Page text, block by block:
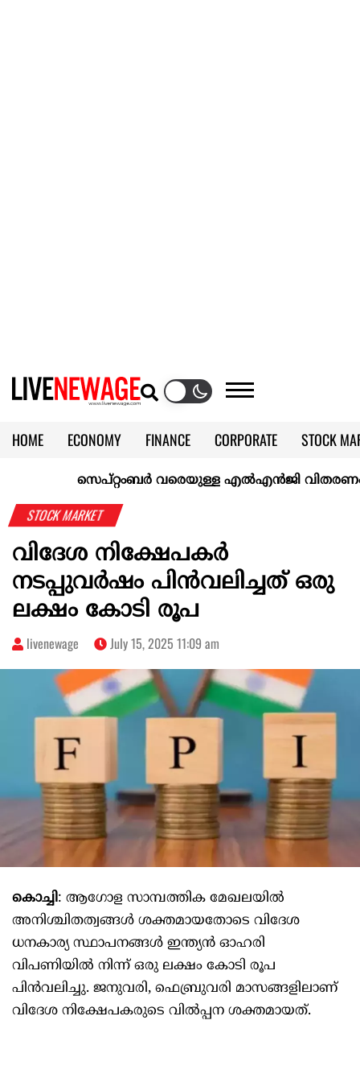
HOME ECONOMY FINANCE CORPORATE
STOCK
KERALA @70
സെപ്റ്റംബർ വരെയുള്ള എൽഎൻജി വിതരണം
STOCK MARKET
വിദേശ നിക്ഷേപകർ
നടപ്പുവർഷം പിൻവലിച്ചത് ഒരു
ലക്ഷം കോടി രൂപ
livenewage July 15, 2025 11:09 am
കൊച്ചി: ആഗോള സാമ്പത്തിക മേഖലയില്‍
അനിശ്ചിതത്വങ്ങള്‍ ശക്തമായതോടെ വിദേശ
ധനകാര്യ സ്ഥാപനങ്ങള്‍ ഇന്ത്യൻ ഓഹരി
വിപണിയില്‍ നിന്ന് ഒരു ലക്ഷം കോടി രൂപ
പിൻവലിച്ചു. ജനുവരി, ഫെബ്രുവരി മാസങ്ങളിലാണ്
വിദേശ നിക്ഷേപകരുടെ വില്‍പ്പന ശക്തമായത്.